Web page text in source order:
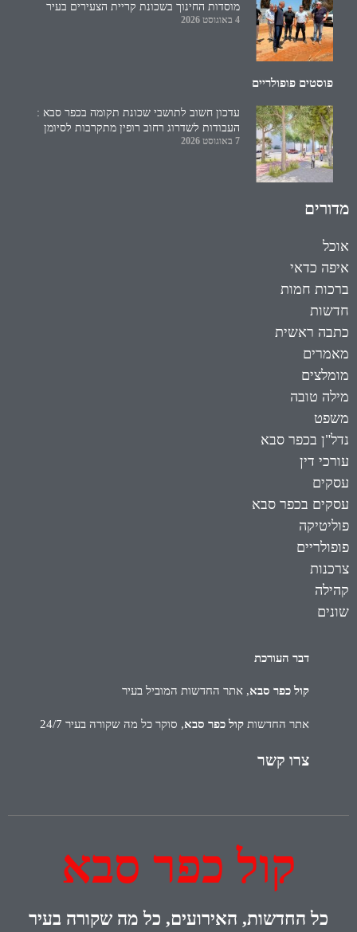
מוסדות החינוך בשכונת קריית הצעירים בעיר
4 באוגוסט 2026
פוסטים פופולריים
עדכון חשוב לתושבי שכונת תקומה בכפר סבא :
העבודות לשדרוג רחוב רופין מתקרבות לסיומן
7 באוגוסט 2026
מדורים
אוכל
איפה כדאי
ברכות חמות
חדשות
כתבה ראשית
מאמרים
מומלצים
מילה טובה
משפט
נדל"ן בכפר סבא
עורכי דין
עסקים
עסקים בכפר סבא
פוליטיקה
פופולריים
צרכנות
קהילה
שונים
דבר העורכת
קול כפר סבא, אתר החדשות המוביל בעיר
אתר החדשות קול כפר סבא, סוקר כל מה שקורה בעיר 24/7
צרו קשר
קול כפר סבא
כל החדשות, האירועים, כל מה שקורה בעיר